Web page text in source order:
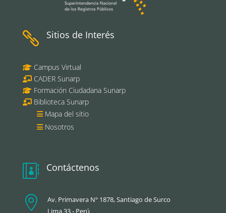
 Sitios de Interés
Campus Virtual
CADER Sunarp
Formación Ciudadana Sunarp
Biblioteca Sunarp
Mapa del sitio
Nosotros
 Contáctenos

Av. Primavera Nº 1878, Santiago de Surco
Lima 33 - Perú